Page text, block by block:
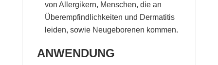
von Allergikern, Menschen, die an
Überempfindlichkeiten und Dermatitis
leiden, sowie Neugeborenen kommen.
ANWENDUNG